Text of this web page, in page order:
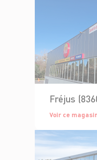
Fréjus
Voir ce